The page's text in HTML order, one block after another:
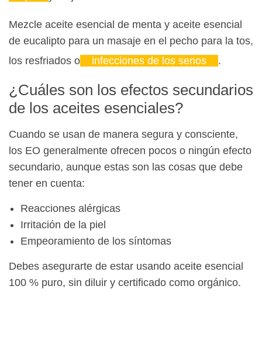
Mezcle aceite esencial de menta y aceite esencial
de eucalipto para un masaje en el pecho para la tos,
los resfriados o
infecciones de los senos .
¿Cuáles son los efectos secundarios
de los aceites esenciales?
Cuando se usan de manera segura y consciente,
los EO generalmente ofrecen pocos o ningún efecto
secundario, aunque estas son las cosas que debe
tener en cuenta:
Reacciones alérgicas
Irritación de la piel
Empeoramiento de los síntomas
Debes asegurarte de estar usando aceite esencial
100 % puro, sin diluir y certificado como orgánico.